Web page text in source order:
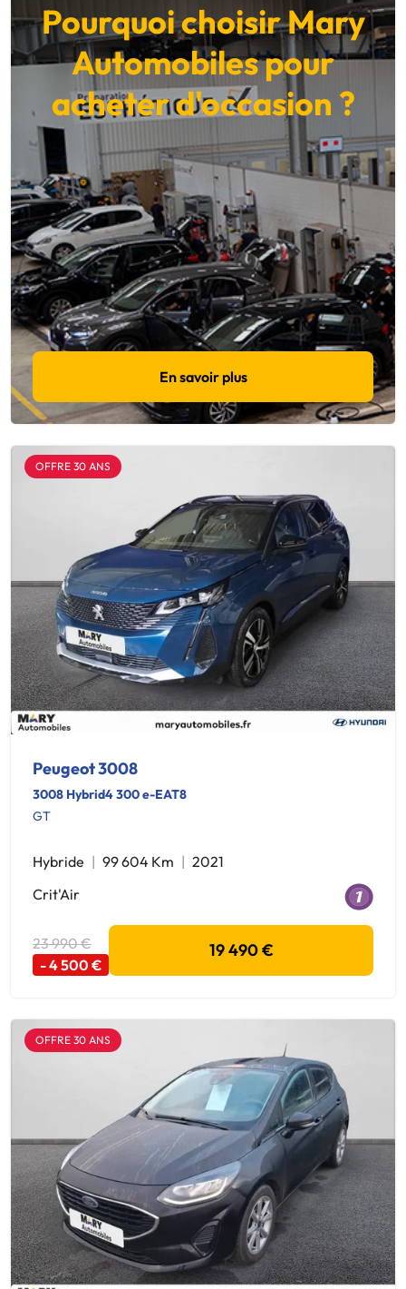
Pourquoi choisir Mary
Automobiles pour
acheter d'occasion ?
En savoir plus
OFFRE 30 ANS
Peugeot 3008
3008 Hybrid4 300 e-EAT8
GT
Hybride 99 604 Km
2021
Crit'Air
23 990 €
- 4 500 €
19 490 €
OFFRE 30 ANS